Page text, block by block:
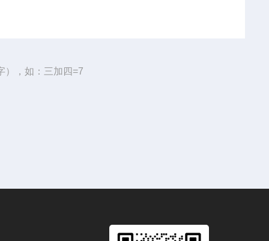
），如：三加四=7